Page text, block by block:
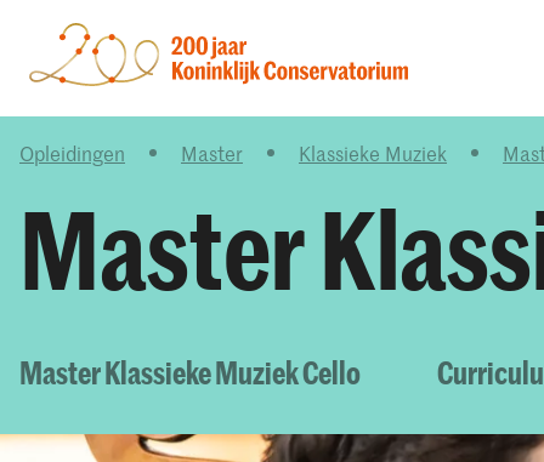
Opleidingen Master Klassieke Muziek
Master
Master Klassieke Muziek Cello